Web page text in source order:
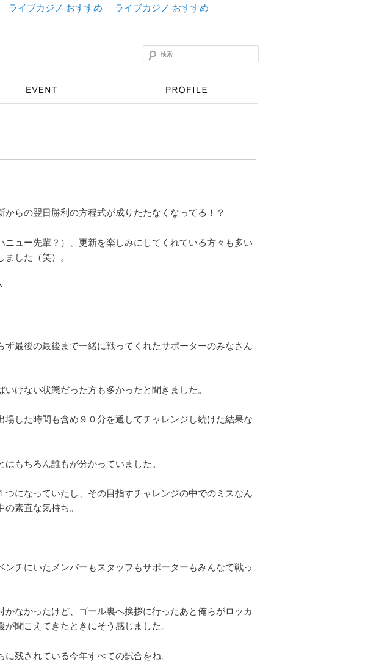
ライブカジノ おすすめ ライブカジノ おすすめ
検索
らの翌日勝利の方程式が成りたたなくなってる！？
ュー先輩？）、更新を楽しみにしてくれている方々も多い
した（笑）。
最後の最後まで一緒に戦ってくれたサポーターのみなさん
けない状態だった方も多かったと聞きました。
した時間も含め９０分を通してチャレンジし続けた結果な
もちろん誰もが分かっていました。
になっていたし、その目指すチャレンジの中でのミスなん
素直な気持ち。
チにいたメンバーもスタッフもサポーターもみんなで戦っ
なかったけど、ゴール裏へ挨拶に行ったあと俺らがロッカ
聞こえてきたときにそう感じました。
残されている今年すべての試合をね。